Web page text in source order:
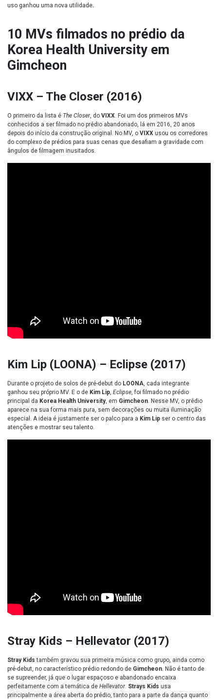
uso ganhou uma nova utilidade.
10 MVs filmados no prédio da
Korea Health University em
Gimcheon
VIXX – The Closer (2016)
O primeiro da lista é The Closer, do VIXX. Foi um dos primeiros MVs
conhecidos a ser filmado no prédio abandonado, lá em 2016, 20 anos
depois do início da construção original. No MV, o VIXX usou os corredores
do complexo de prédios para suas cenas que desafiam a gravidade com
ângulos de filmagem inusitados.
Kim Lip (LOONA) – Eclipse (2017)
Durante o projeto de solos de pré-debut do LOONA, cada integrante
ganhou seu próprio MV. E o de Kim Lip, Eclipse, foi filmado no prédio
principal da Korea Health University, em Gimcheon. Nesse MV, o prédio
aparece na sua forma mais pura, sem decorações ou muita iluminação
especial. A ideia é justamente ser o palco para a Kim Lip ser o centro das
atenções e mostrar seu talento.
Stray Kids – Hellevator (2017)
Stray Kidstambém gravou sua primeira música como grupo, ainda como
pré-debut, no característico prédio redondo de Gimcheon. Não é tanto de
se supreender, já que o lugar espaçoso e abandonado encaixa
perfeitamente com a temática de Hellevator. Strays Kids usa
principalmente a área aberta do prédio, tanto para a parte da dança quanto